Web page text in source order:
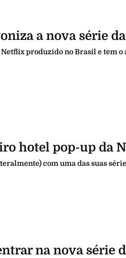
a nova série
produzido no Brasil e tem o
hotel pop-up da
com uma das suas
na nova série